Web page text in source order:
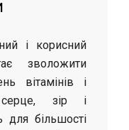
і корисний
зволожити
вітамінів і
серце, зір і
для більшості